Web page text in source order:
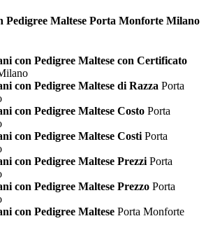
Pedigree Maltese Porta Monforte Milano
con Pedigree Maltese con Certificato
con Pedigree Maltese di Razza Porta
con Pedigree Maltese Costo Porta
con Pedigree Maltese Costi Porta
con Pedigree Maltese Prezzi Porta
con Pedigree Maltese Prezzo Porta
con Pedigree Maltese Porta Monforte